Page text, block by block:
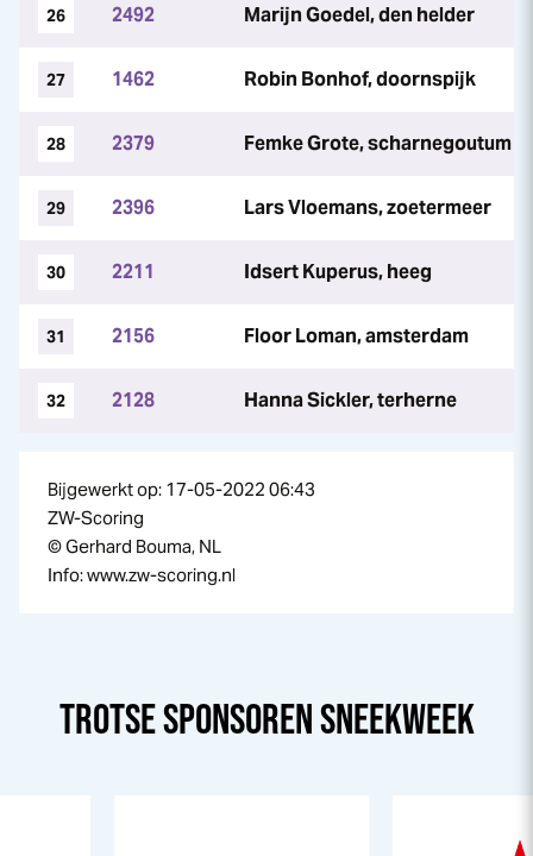
26 2492 Marijn Goedel, den helder
27 1462 Robin Bonhof, doornspijk
28 2379 Femke Grote, scharnegoutum
29 2396 Lars Vloemans, zoetermeer
30 2211 Idsert Kuperus, heeg
31 2156 Floor Loman, amsterdam
32 2128 Hanna Sickler, terherne
Bijgewerkt op: 17-05-2022 06:43
ZW-Scoring
© Gerhard Bouma, NL
Info: www.zw-scoring.nl
TROTSE SPONSORENSNEEKWEEK